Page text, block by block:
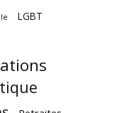
LGBT